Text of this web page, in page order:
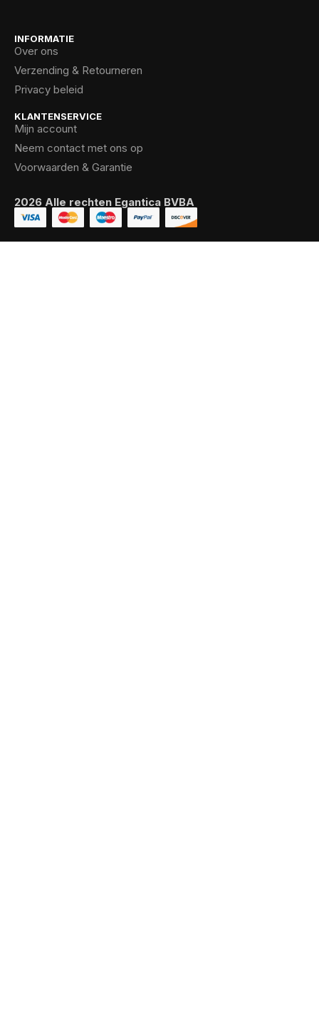
INFORMATIE
Over ons
Verzending & Retourneren
Privacy beleid
KLANTENSERVICE
Mijn account
Neem contact met ons op
Voorwaarden & Garantie
2026 Alle rechten Egantica BVBA